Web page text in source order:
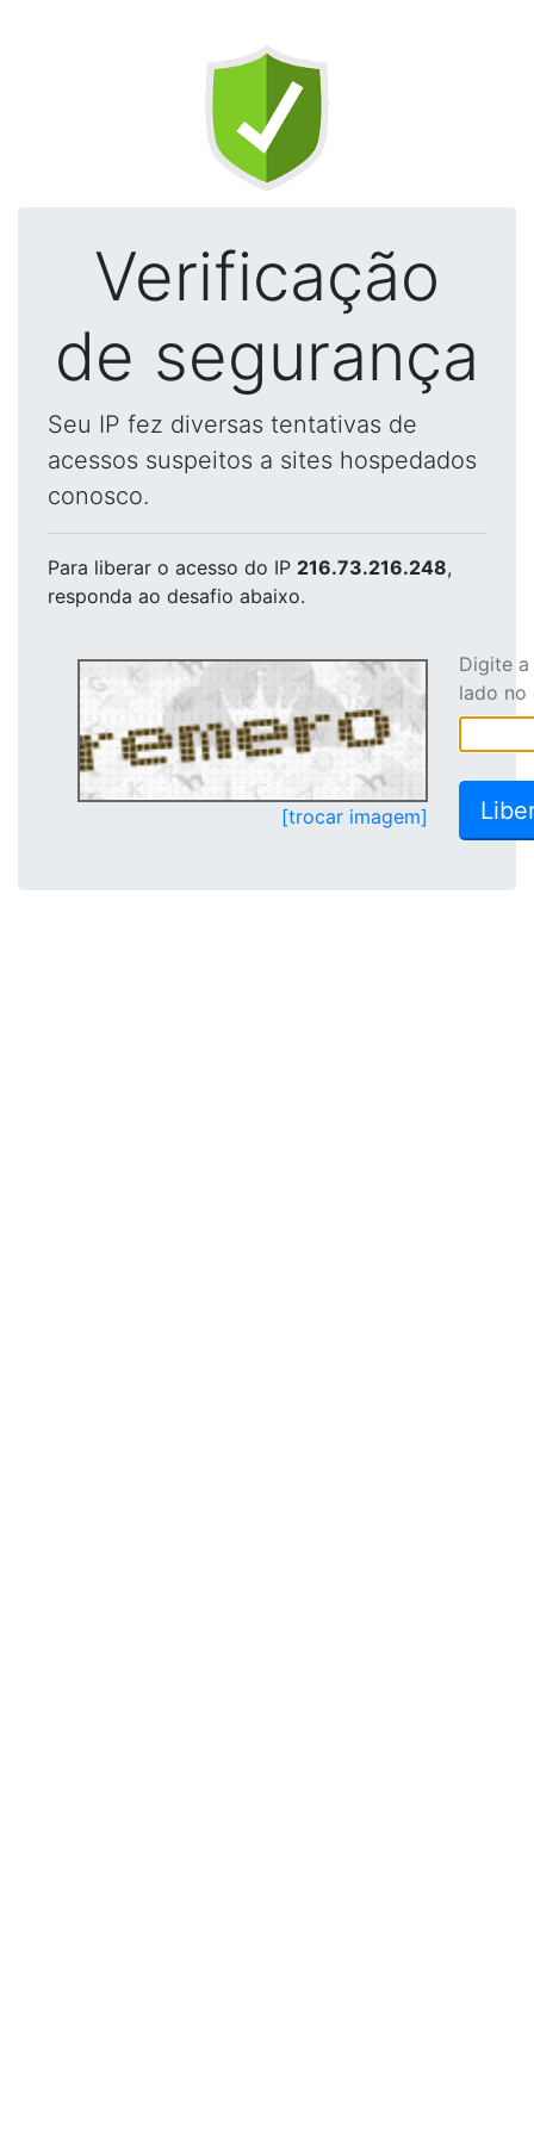
Verificação
de segurança
Seu IP fez diversas tentativas de
acessos suspeitos a sites hospedados
conosco.
Para liberar o acesso do IP 216.73.216.248,
responda ao desafio abaixo.
[trocar imagem]
Digite
lado no